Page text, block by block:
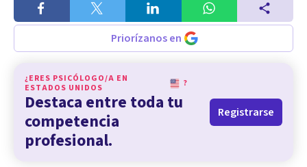
Priorízanos en
¿ERES PSICÓLOGO/A EN
ESTADOS UNIDOS
?
Destaca entre toda tu
competencia
profesional.
Registrarse